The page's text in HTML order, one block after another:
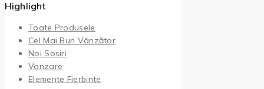
Highlight
Toate Produsele
Cel Mai Bun Vânzător
Noi Sosiri
Vanzare
Elemente Fierbinte